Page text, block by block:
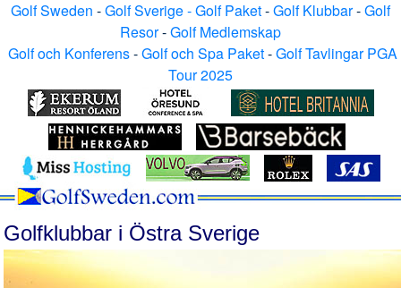
Golf Sweden -Golf Sverige - Golf Paket-Golf Klubbar-Golf
Resor-Golf Medlemskap
Golf och Konferens-Golf och Spa Paket-Golf Tavlingar PGA
Tour 2025
Golfklubbar i Östra Sverige